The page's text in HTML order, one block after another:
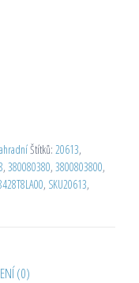
Štítků: 20613,
, 380080380, 3800803800,
, SKU20613,
(0)